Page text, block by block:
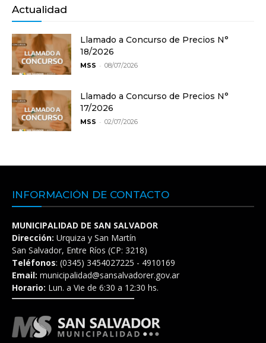
Actualidad
Llamado a Concurso de Precios N°
18/2026
MSS - 08/07/2026
Llamado a Concurso de Precios N°
17/2026
MSS - 02/07/2026
INFORMACIÓN DE CONTACTO
MUNICIPALIDAD DE SAN SALVADOR
Dirección: Urquiza y San Martín
San Salvador, Entre Ríos (CP: 3218)
Teléfonos: (0345) 3454027225 - 4910169
Email: municipalidad@sansalvadorer.gov.ar
Horario: Lun. a Vie de 6:30 a 12:30 hs.